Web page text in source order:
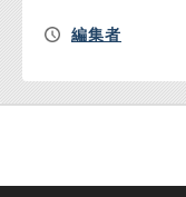
編集者